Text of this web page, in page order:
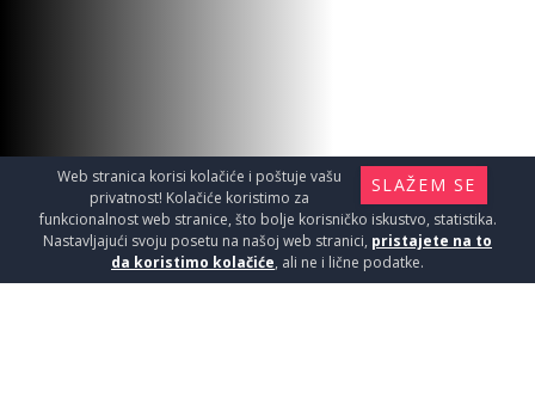
SLAŽEM SE
Web stranica korisi kolačiće i poštuje vašu
privatnost! Kolačiće koristimo za
funkcionalnost web stranice, što bolje korisničko iskustvo, statistika.
Nastavljajući svoju posetu na našoj web stranici, pristajete na to
da koristimo kolačiće, ali ne i lične podatke.